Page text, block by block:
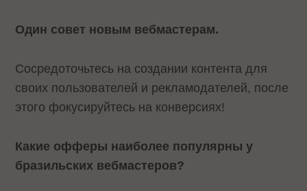
Один совет новым вебмастерам.
Сосредоточьтесь на создании контента для
своих пользователей и рекламодателей, после
этого фокусируйтесь на конверсиях!
Какие офферы наиболее популярны у
бразильских вебмастеров?